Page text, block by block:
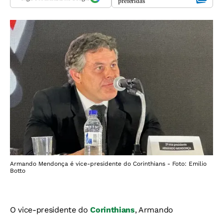
Armando Mendonça é vice-presidente do Corinthians - Foto: Emilio
Botto
O vice-presidente doCorinthians, Armando